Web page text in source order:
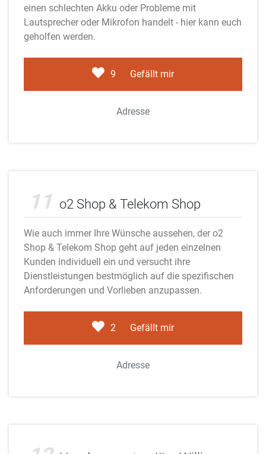
einen schlechten Akku oder Probleme mit
Lautsprecher oder Mikrofon handelt - hier kann euch
geholfen werden.
9 Gefällt mir
Adresse
11 o2 Shop & Telekom Shop
Wie auch immer Ihre Wünsche aussehen, der o2
Shop & Telekom Shop geht auf jeden einzelnen
Kunden individuell ein und versucht ihre
Dienstleistungen bestmöglich auf die spezifischen
Anforderungen und Vorlieben anzupassen.
2 Gefällt mir
Adresse